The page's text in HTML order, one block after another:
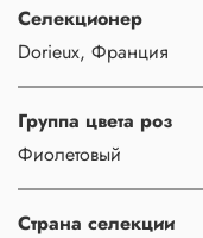
Селекционер
Dorieux, Франция
Группа цвета роз
Фиолетовый
Страна селекции